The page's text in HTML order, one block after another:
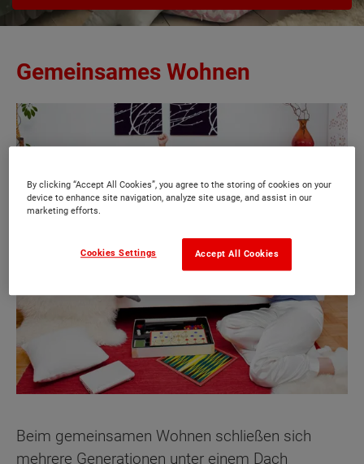
Gemeinsames Wohnen
Beim gemeinsamen Wohnen schließen sich
mehrere Generationen unter einem Dach
By clicking “Accept All Cookies”, you agree to the storing of cookies on your
device to enhance site navigation, analyze site usage, and assist in our
marketing efforts.
Accept All Cookies
Cookies Settings